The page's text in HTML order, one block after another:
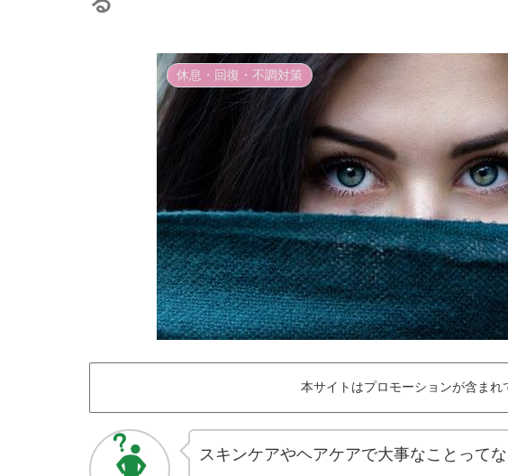
休息・回復・不調対策
本サイトはプロモーションが含まれ
スキンケアやヘアケアで大事なことって